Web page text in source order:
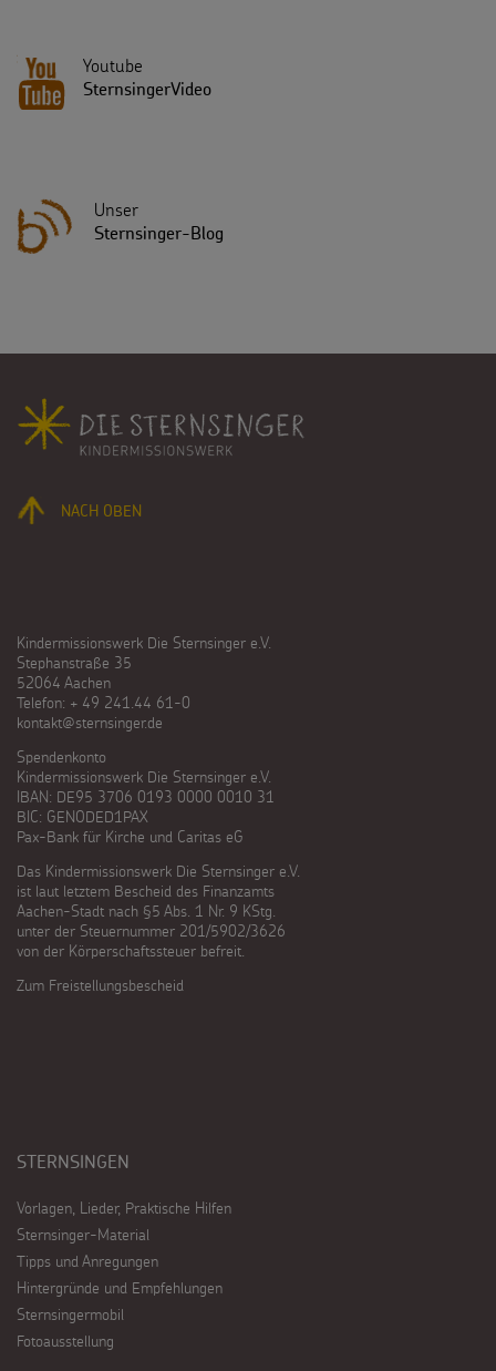
Youtube
SternsingerVideo
Unser
Sternsinger-Blog
Fußbereich
NACH OBEN
Kindermissionswerk Die Sternsinger e.V.
Stephanstraße 35
52064 Aachen
Telefon: + 49 241.44 61-0
kontakt@sternsinger.de
Spendenkonto
Kindermissionswerk Die Sternsinger e.V.
IBAN: DE95 3706 0193 0000 0010 31
BIC: GENODED1PAX
Pax-Bank für Kirche und Caritas eG
Das Kindermissionswerk Die Sternsinger e.V.
ist laut letztem Bescheid des Finanzamts
Aachen-Stadt nach §5 Abs. 1 Nr. 9 KStg.
unter der Steuernummer 201/5902/3626
von der Körperschaftssteuer befreit.
Zum Freistellungsbescheid
STERNSINGEN
Vorlagen, Lieder, Praktische Hilfen
Sternsinger-Material
Tipps und Anregungen
Hintergründe und Empfehlungen
Sternsingermobil
Fotoausstellung